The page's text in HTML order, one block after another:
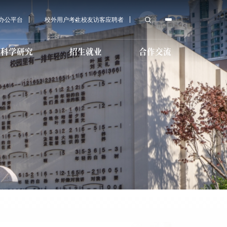
公平台 校外用户考生校友访客应聘者
后勤服务
教育
科学研究
科研机构
科研学术
招生就业
培训教育招生
院招
国际预科招生
MPA招生
务
合作交流
传媒大学教育基金会